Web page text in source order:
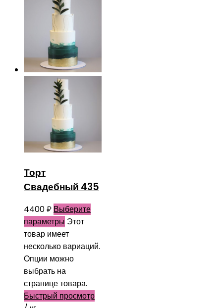
Торт
Свадебный 435
4400₽ Выберите
параметры Этот
товар имеет
несколько вариаций.
Опции можно
выбрать на
странице товара.
Быстрый просмотр